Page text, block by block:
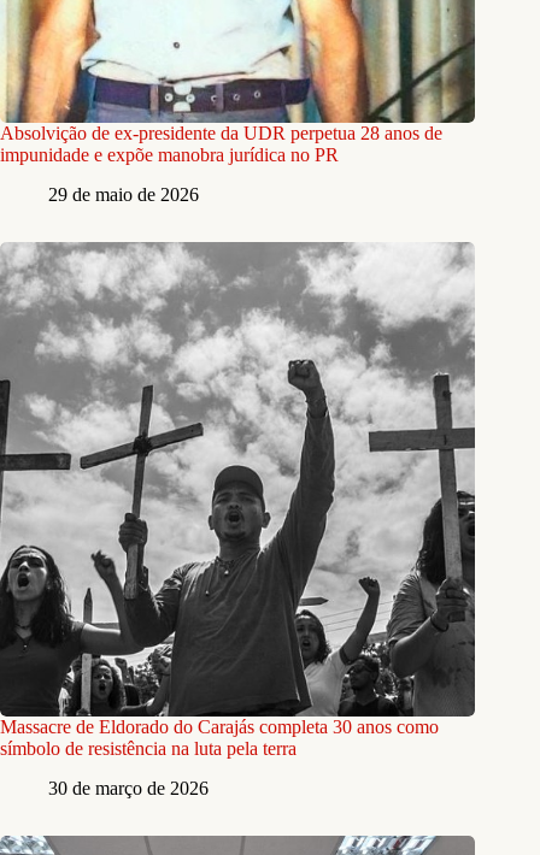
Absolvição de ex-presidente da UDR perpetua 28 anos de
impunidade e expõe manobra jurídica no PR
29 de maio de 2026
Massacre de Eldorado do Carajás completa 30 anos como
símbolo de resistência na luta pela terra
30 de março de 2026